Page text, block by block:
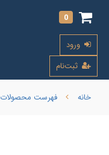
0
ورود
ثبت‌نام
خانه فهرست محصولات